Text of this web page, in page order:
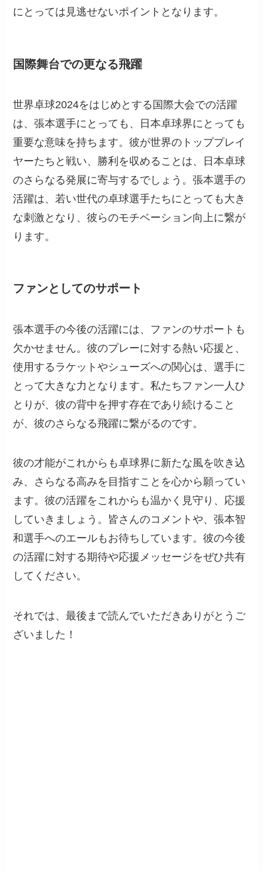
にとっては見逃せないポイントとなります。
国際舞台での更なる飛躍
世界卓球2024をはじめとする国際大会での活躍
は、張本選手にとっても、日本卓球界にとっても
重要な意味を持ちます。彼が世界のトッププレイ
ヤーたちと戦い、勝利を収めることは、日本卓球
のさらなる発展に寄与するでしょう。張本選手の
活躍は、若い世代の卓球選手たちにとっても大き
な刺激となり、彼らのモチベーション向上に繋が
ります。
ファンとしてのサポート
張本選手の今後の活躍には、ファンのサポートも
欠かせません。彼のプレーに対する熱い応援と、
使用するラケットやシューズへの関心は、選手に
とって大きな力となります。私たちファン一人ひ
とりが、彼の背中を押す存在であり続けること
が、彼のさらなる飛躍に繋がるのです。
彼の才能がこれからも卓球界に新たな風を吹き込
み、さらなる高みを目指すことを心から願ってい
ます。彼の活躍をこれからも温かく見守り、応援
していきましょう。皆さんのコメントや、張本智
和選手へのエールもお待ちしています。彼の今後
の活躍に対する期待や応援メッセージをぜひ共有
してください。
それでは、最後まで読んでいただきありがとうご
ざいました！